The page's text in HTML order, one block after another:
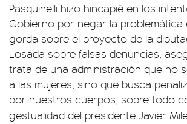
Pasquinelli hizo hincapié en los
Gobierno por negar la problemática
gorda sobre el proyecto de la
Losada sobre falsas denuncias,
trata de una administración que no
a las mujeres, sino que busca
por nuestros cuerpos, sobre todo
gestualidad del presidente Javier